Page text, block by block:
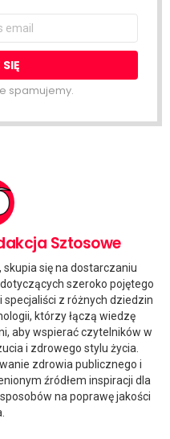
spamujemy.
Sztosowe
się na dostarczaniu
szeroko pojętego
specjaliści z różnych dziedzin
którzy łączą wiedzę
aby wspierać czytelników w
i zdrowego stylu życia.
zdrowia publicznego i
źródłem inspiracji dla
na poprawę jakości